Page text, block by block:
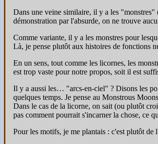
Dans une veine similaire, il y a les "monstres"
démonstration par l'absurde, on ne trouve
Comme variante, il y a les monstres pour
Là, je pense plutôt aux histoires de fonctions
En un sens, tout comme les licornes, les
est trop vaste pour notre propos, soit il est
Il y a aussi les… "arcs-en-ciel" ? Disons les
quelques temps. Je pense au Monstrous
Dans le cas de la licorne, on sait (ou plutôt
pas comment pourrait s'incarner la chose, ce
Pour les motifs, je me plantais : c'est plutôt